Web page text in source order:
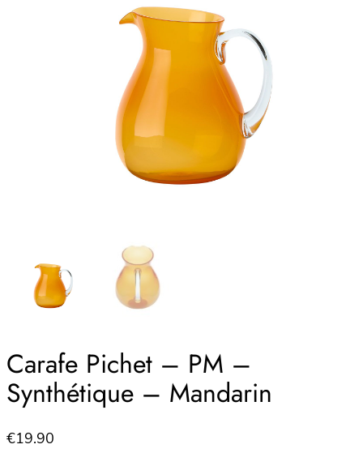
Carafe Pichet – PM –
Synthétique – Mandarin
€19.90